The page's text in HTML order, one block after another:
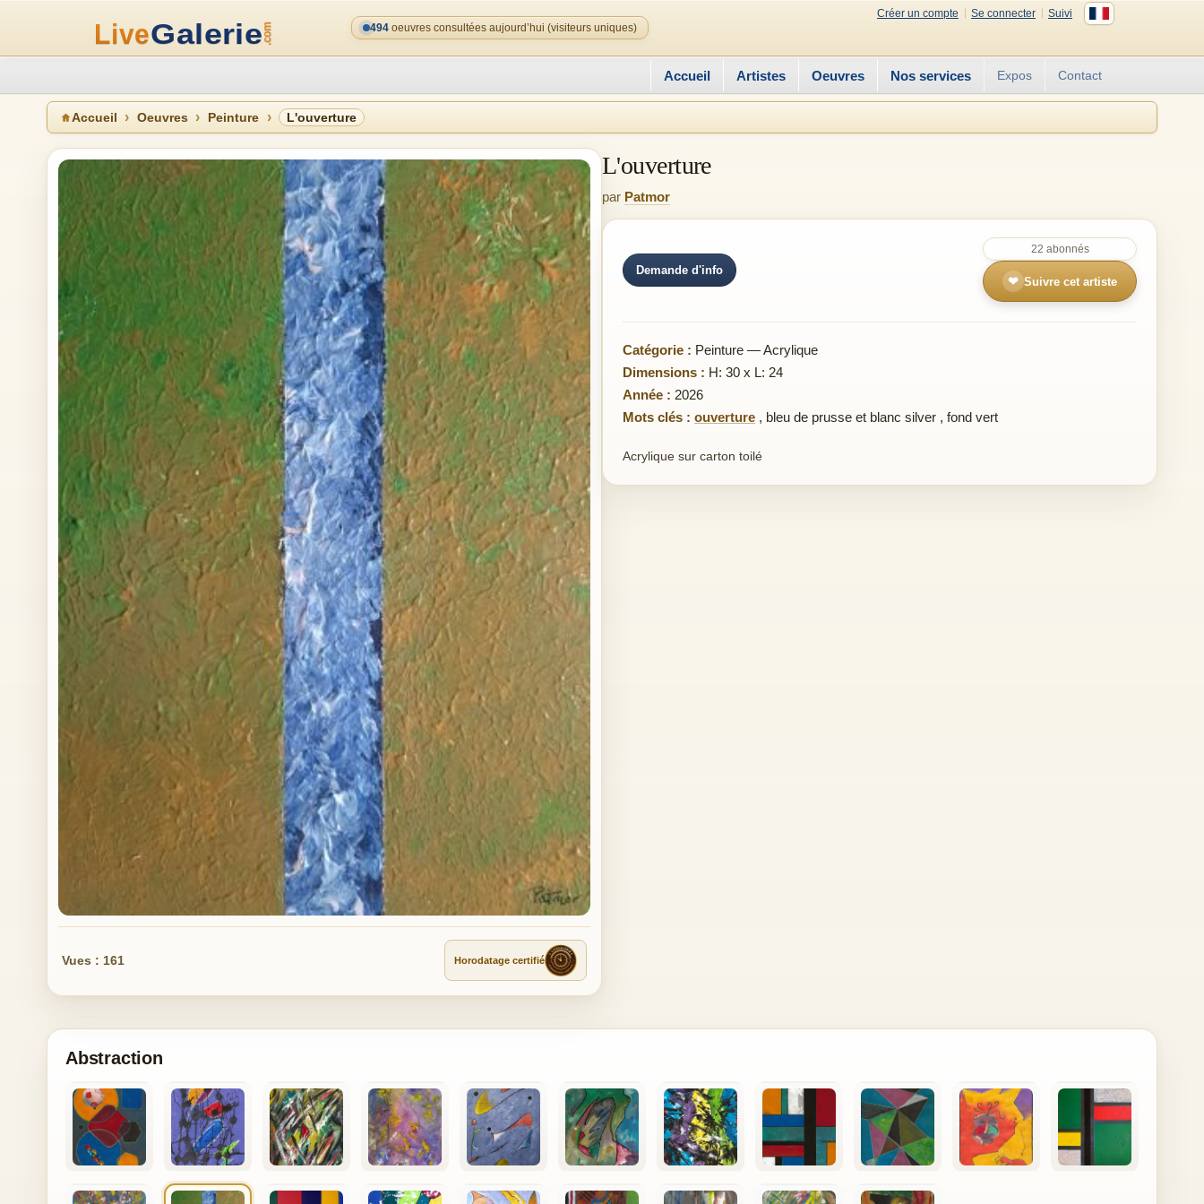
Créer un compte Se connecter
Suivi
494 oeuvres consultées aujourd’hui (visiteurs uniques)
Accueil Artistes Oeuvres Nos services Expos Contact
Accueil Oeuvres Peinture L'ouverture
Vues : 161 Horodatage certifié
L'ouverture
par Patmor
Demande d'info
22 abonnés
❤ Suivre cet artiste
Catégorie : Peinture — Acrylique
Dimensions : H: 30 x L: 24
Année : 2026
Mots clés : ouverture , bleu de prusse et blanc silver , fond vert
Acrylique sur carton toilé
Abstraction